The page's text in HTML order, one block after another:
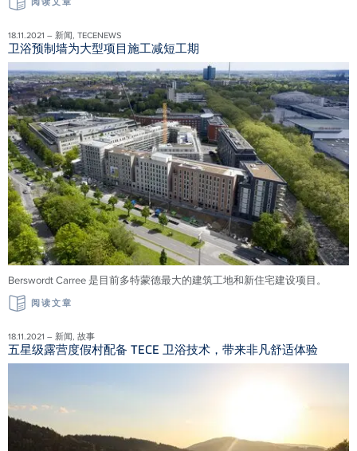
18.11.2021 – 新闻, TECENEWS
卫浴预制墙为大型项目施工减短工期
Berswordt Carree 是目前多特蒙德最大的建筑工地和新住宅建设项目。
阅读文章
18.11.2021 – 新闻, 故事
五星级露营度假村配备 TECE 卫浴技术，带来非凡舒适体验